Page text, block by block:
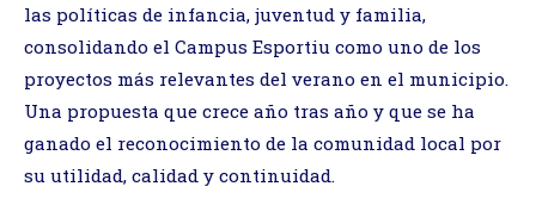
las políticas de infancia, juventud y familia,
consolidando el Campus Esportiu como uno de los
proyectos más relevantes del verano en el municipio.
Una propuesta que crece año tras año y que se ha
ganado el reconocimiento de la comunidad local por
su utilidad, calidad y continuidad.